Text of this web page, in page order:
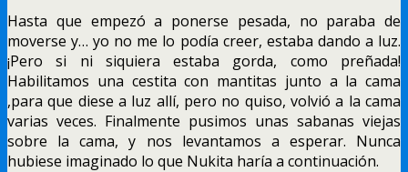
Hasta que empezó a ponerse pesada, no paraba de
moverse y… yo no me lo podía creer, estaba dando a luz.
¡Pero si ni siquiera estaba gorda, como preñada!
Habilitamos una cestita con mantitas junto a la cama
,para que diese a luz allí, pero no quiso, volvió a la cama
varias veces. Finalmente pusimos unas sabanas viejas
sobre la cama, y nos levantamos a esperar. Nunca
hubiese imaginado lo que Nukita haría a continuación.